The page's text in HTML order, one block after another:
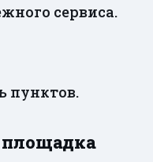
сервиса.
пунктов.
площадка